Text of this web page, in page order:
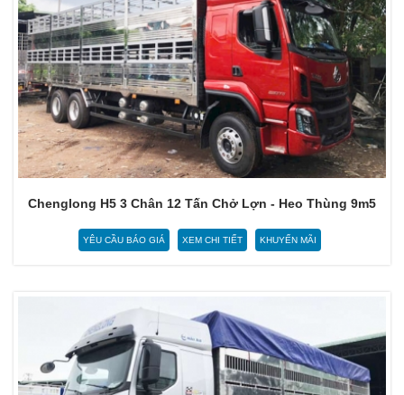
Chenglong H5 3 Chân 12 Tấn Chở Lợn - Heo Thùng 9m5
YÊU CẦU BÁO GIÁ XEM CHI TIẾT KHUYẾN MÃI